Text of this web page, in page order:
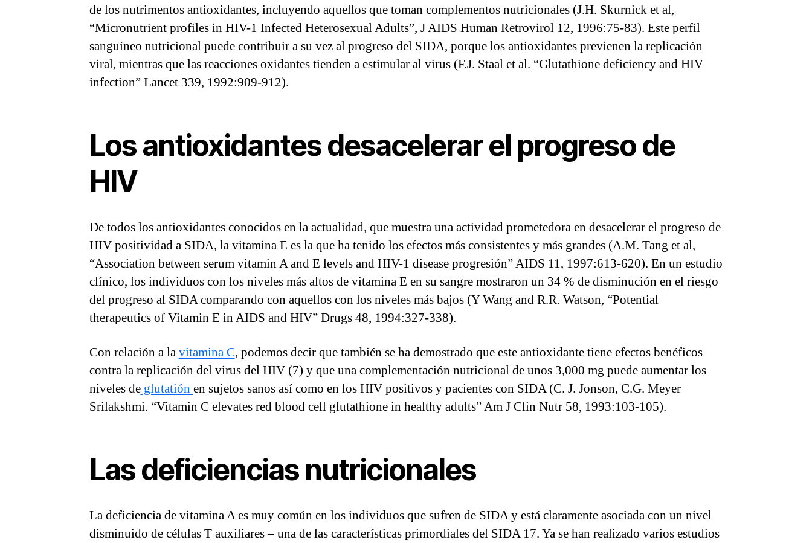
de los nutrimentos antioxidantes, incluyendo aquellos que toman complementos nutricionales (J.H. Skurnick et al,
“Micronutrient profiles in HIV-1 Infected Heterosexual Adults”, J AIDS Human Retrovirol 12, 1996:75-83). Este perfil
sanguíneo nutricional puede contribuir a su vez al progreso del SIDA, porque los antioxidantes previenen la replicación
viral, mientras que las reacciones oxidantes tienden a estimular al virus (F.J. Staal et al. “Glutathione deficiency and HIV
infection” Lancet 339, 1992:909-912).
Los antioxidantes desacelerar el progreso de
HIV
De todos los antioxidantes conocidos en la actualidad, que muestra una actividad prometedora en desacelerar el progreso de
HIV positividad a SIDA, la vitamina E es la que ha tenido los efectos más consistentes y más grandes (A.M. Tang et al,
“Association between serum vitamin A and E levels and HIV-1 disease progresión” AIDS 11, 1997:613-620). En un estudio
clínico, los individuos con los niveles más altos de vitamina E en su sangre mostraron un 34 % de disminución en el riesgo
del progreso al SIDA comparando con aquellos con los niveles más bajos (Y Wang and R.R. Watson, “Potential
therapeutics of Vitamin E in AIDS and HIV” Drugs 48, 1994:327-338).
Con relación a la vitamina C, podemos decir que también se ha demostrado que este antioxidante tiene efectos benéficos
contra la replicación del virus del HIV (7) y que una complementación nutricional de unos 3,000 mg puede aumentar los
niveles deglutatión en sujetos sanos así como en los HIV positivos y pacientes con SIDA (C. J. Jonson, C.G. Meyer
Srilakshmi. “Vitamin C elevates red blood cell glutathione in healthy adults” Am J Clin Nutr 58, 1993:103-105).
Las deficiencias nutricionales
La deficiencia de vitamina A es muy común en los individuos que sufren de SIDA y está claramente asociada con un nivel
disminuido de células T auxiliares – una de las características primordiales del SIDA 17. Ya se han realizado varios estudios